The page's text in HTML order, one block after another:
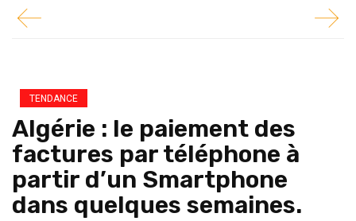
TENDANCE
Algérie : le paiement des
factures par téléphone à
partir d’un Smartphone
dans quelques semaines.